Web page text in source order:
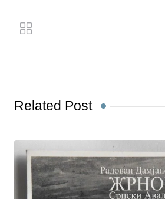
Related Post